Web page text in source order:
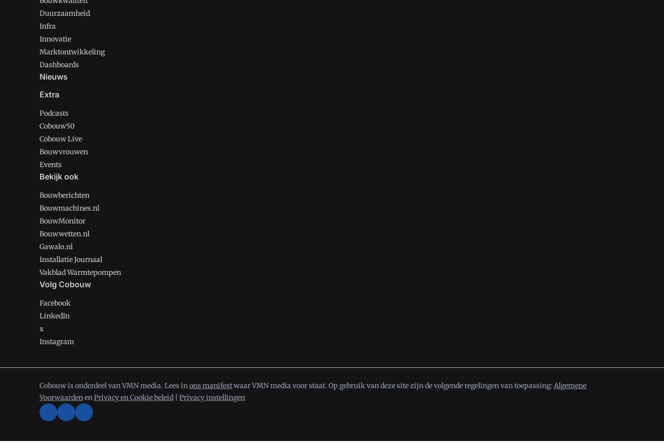
Duurzaamheid
Infra
Innovatie
Marktontwikkeling
Dashboards
Nieuws
Extra
Podcasts
Cobouw50
Cobouw Live
Bouwvrouwen
Events
Bekijk ook
Bouwberichten
Bouwmachines.nl
BouwMonitor
Bouwwetten.nl
Gawalo.nl
Installatie Journaal
Vakblad Warmtepompen
Volg Cobouw
Facebook
LinkedIn
x
Instagram
Cobouw is onderdeel van VMN media. Lees inons manifestwaar VMN media voor staat. Op gebruik van deze site zijn de volgende regelingen van toepassing: Algemene
VoorwaardenenPrivacy en Cookie beleid Privacy instellingen